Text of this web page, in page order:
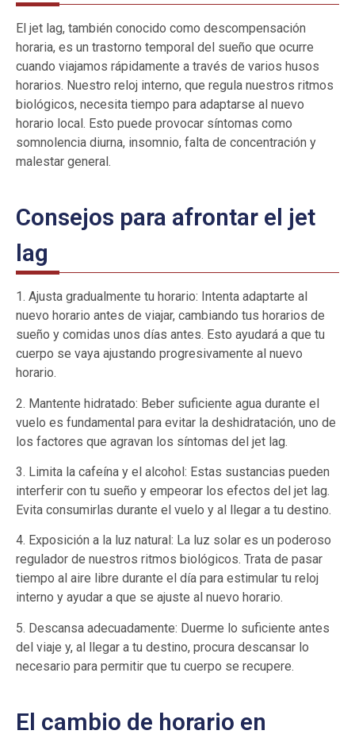
El jet lag, también conocido como descompensación
horaria, es un trastorno temporal del sueño que ocurre
cuando viajamos rápidamente a través de varios husos
horarios. Nuestro reloj interno, que regula nuestros ritmos
biológicos, necesita tiempo para adaptarse al nuevo
horario local. Esto puede provocar síntomas como
somnolencia diurna, insomnio, falta de concentración y
malestar general.
Consejos para afrontar el jet
lag
1. Ajusta gradualmente tu horario: Intenta adaptarte al
nuevo horario antes de viajar, cambiando tus horarios de
sueño y comidas unos días antes. Esto ayudará a que tu
cuerpo se vaya ajustando progresivamente al nuevo
horario.
2. Mantente hidratado: Beber suficiente agua durante el
vuelo es fundamental para evitar la deshidratación, uno de
los factores que agravan los síntomas del jet lag.
3. Limita la cafeína y el alcohol: Estas sustancias pueden
interferir con tu sueño y empeorar los efectos del jet lag.
Evita consumirlas durante el vuelo y al llegar a tu destino.
4. Exposición a la luz natural: La luz solar es un poderoso
regulador de nuestros ritmos biológicos. Trata de pasar
tiempo al aire libre durante el día para estimular tu reloj
interno y ayudar a que se ajuste al nuevo horario.
5. Descansa adecuadamente: Duerme lo suficiente antes
del viaje y, al llegar a tu destino, procura descansar lo
necesario para permitir que tu cuerpo se recupere.
El cambio de horario en